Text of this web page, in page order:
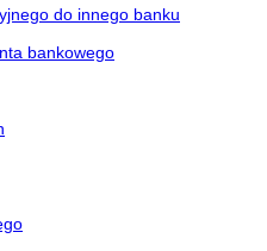
do innego banku
bankowego